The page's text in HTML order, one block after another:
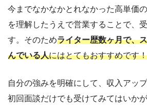
今までなかなかとれなかった高単価
を理解したうえで営業することで、
す。そのためライター歴数ヶ月で、
んでいる人にはとてもおすすめです！
自分の強みを明確にして、収入アッ
初回面談だけでも受けてみてはいか